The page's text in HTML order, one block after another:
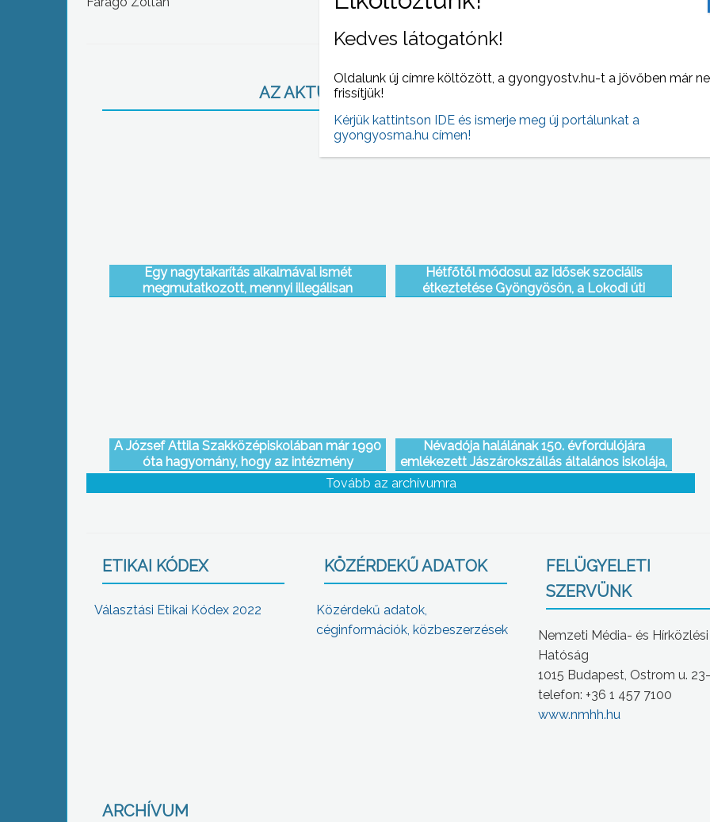
AZ AKTUÁLIS NAPI HÍREI
Egy nagytakarítás alkalmával ismét
megmutatkozott, mennyi illegálisan
Hétfőtől módosul az idősek szociális
étkeztetése Gyöngyösön, a Lokodi úti
A József Attila Szakközépiskolában már 1990
óta hagyomány, hogy az intézmény
névadójának tiszteletére, a Költészet Napja
alkalmából szavalóversenyt rendeznek
Névadója halálának 150. évfordulójára
emlékezett Jászárokszállás általános iskolája,
a Széchenyi Iskola
Tovább az archívumra
ETIKAI KÓDEX
Választási Etikai Kódex 2022
KÖZÉRDEKŰ ADATOK
Közérdekű adatok,
céginformációk, közbeszerzések
FELÜGYELETI
SZERVÜNK
Nemzeti Média- és Hírközlési
Hatóság
1015 Budapest, Ostrom u.
telefon: +36 1 457 7100
www.nmhh.hu
ARCHÍVUM
Kedves látogatónk!
Oldalunk új címre költözött, a gyongyostv.hu-t a jövőben már
frissítjük!
Kérjük kattintson IDE és ismerje meg új portálunkat a
gyongyosma.hu címen!